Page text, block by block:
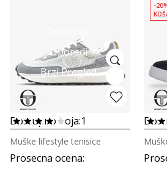
Uporedi
Brzi Pregled
Dostupno boja:1
Prosecna ocena:
Muške lifestyle tenisice
-